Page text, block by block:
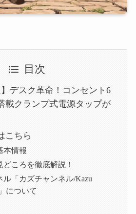
目次
】デスク革命！コンセント6
載クランプ式電源タップが
こちら
本情報
どころを徹底解説！
ル「カズチャンネル/Kazu
について